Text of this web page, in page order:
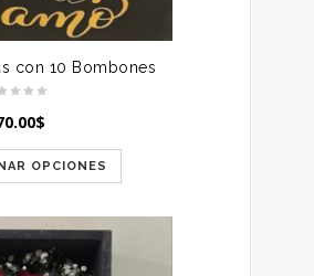
con 10 Bombones
$
OPCIONES